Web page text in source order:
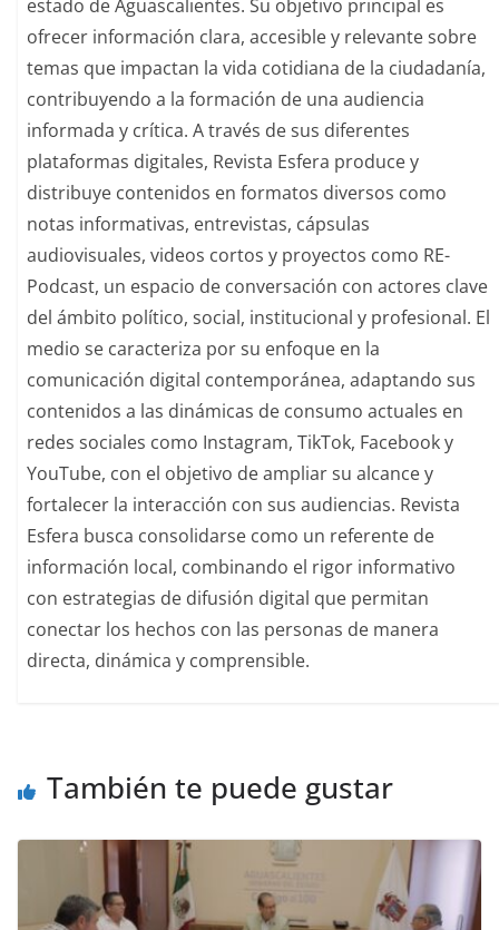
estado de Aguascalientes. Su objetivo principal es
ofrecer información clara, accesible y relevante sobre
temas que impactan la vida cotidiana de la ciudadanía,
contribuyendo a la formación de una audiencia
informada y crítica. A través de sus diferentes
plataformas digitales, Revista Esfera produce y
distribuye contenidos en formatos diversos como
notas informativas, entrevistas, cápsulas
audiovisuales, videos cortos y proyectos como RE-
Podcast, un espacio de conversación con actores clave
del ámbito político, social, institucional y profesional. El
medio se caracteriza por su enfoque en la
comunicación digital contemporánea, adaptando sus
contenidos a las dinámicas de consumo actuales en
redes sociales como Instagram, TikTok, Facebook y
YouTube, con el objetivo de ampliar su alcance y
fortalecer la interacción con sus audiencias. Revista
Esfera busca consolidarse como un referente de
información local, combinando el rigor informativo
con estrategias de difusión digital que permitan
conectar los hechos con las personas de manera
directa, dinámica y comprensible.
También te puede gustar